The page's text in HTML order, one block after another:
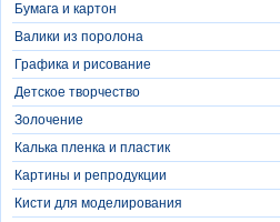
Бумага и картон
Валики из поролона
Графика и рисование
Детское творчество
Золочение
Калька пленка и пластик
Картины и репродукции
Кисти для моделирования